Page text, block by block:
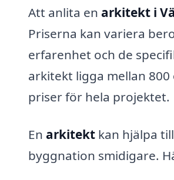
Att anlita en arkitekt i
Priserna kan variera
erfarenhet och de
arkitekt ligga mellan
priser för hela projektet.
En arkitekt kan hjälpa
byggnation smidigare.